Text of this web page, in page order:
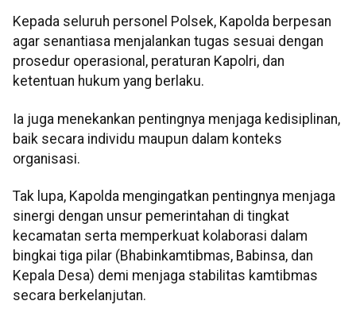
Kepada seluruh personel Polsek, Kapolda berpesan
agar senantiasa menjalankan tugas sesuai dengan
prosedur operasional, peraturan Kapolri, dan
ketentuan hukum yang berlaku.
Ia juga menekankan pentingnya menjaga kedisiplinan,
baik secara individu maupun dalam konteks
organisasi.
Tak lupa, Kapolda mengingatkan pentingnya menjaga
sinergi dengan unsur pemerintahan di tingkat
kecamatan serta memperkuat kolaborasi dalam
bingkai tiga pilar (Bhabinkamtibmas, Babinsa, dan
Kepala Desa) demi menjaga stabilitas kamtibmas
secara berkelanjutan.